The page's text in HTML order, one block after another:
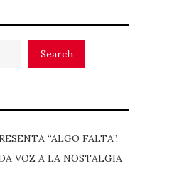
Search
“ALGO FALTA”,
VOZ A LA NOSTALGIA